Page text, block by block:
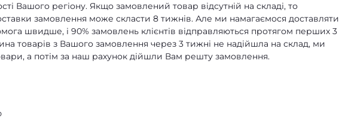
Вашого регіону. Якщо замовлений товар відсутній на складі, то
замовлення може скласти 8 тижнів. Але ми намагаємося доставляти
швидше, і 90% замовлень клієнтів відправляються протягом перших 3
товарів з Вашого замовлення через 3 тижні не надійшла на склад, ми
а потім за наш рахунок дійшли Вам решту замовлення.